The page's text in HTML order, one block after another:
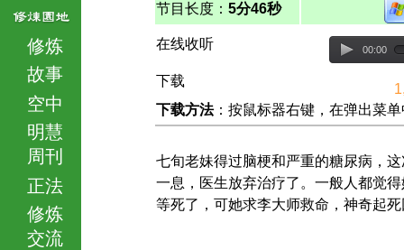
修炼
故事
空中
明慧
周刊
正法
修炼
交流
节目长度： 5分46秒
在线收听 00:00
下载
下载方法：按鼠标器右键，在弹出菜
七旬老妹得过脑梗和严重的糖尿病，
一息，医生放弃治疗了。一般人都觉
等死了，可她求李大师救命，神奇起